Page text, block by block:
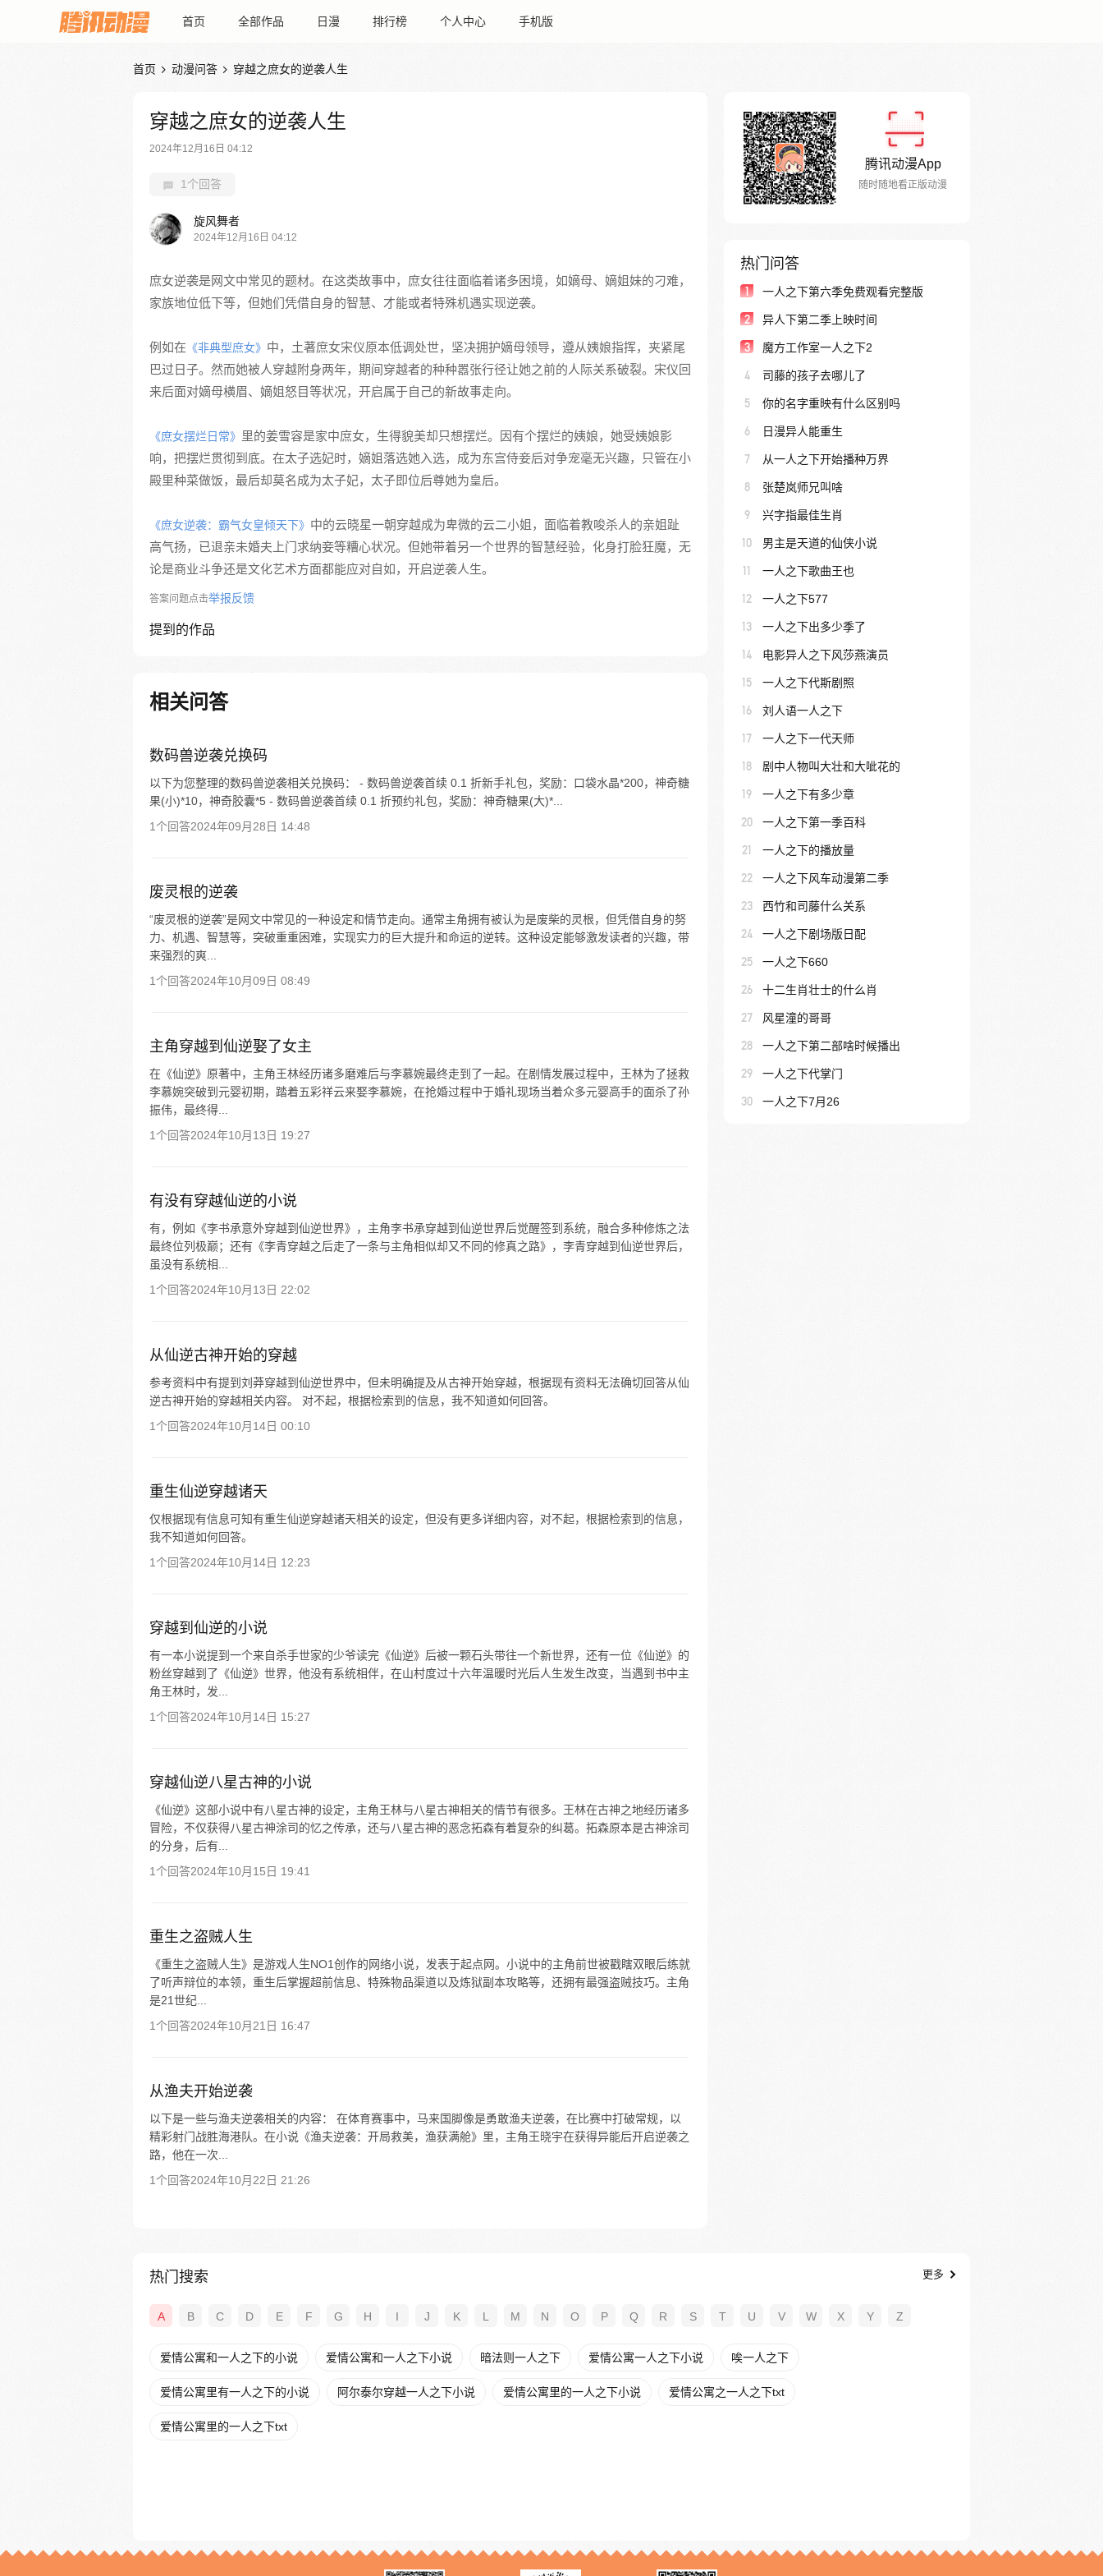
首页 全部作品 日漫 排行榜 个人中心 手机版
首页  动漫问答  穿越之庶女的逆袭人生
穿越之庶女的逆袭人生
2024年12月16日 04:12
1个回答
旋风舞者
2024年12月16日 04:12
庶女逆袭是网文中常见的题材。在这类故事中，庶女往往面临着诸多困境，如嫡母、嫡姐妹的刁难，
家族地位低下等，但她们凭借自身的智慧、才能或者特殊机遇实现逆袭。
例如在 《非典型庶女》 中，土著庶女宋仪原本低调处世，坚决拥护嫡母领导，遵从姨娘指挥，夹紧尾
巴过日子。然而她被人穿越附身两年，期间穿越者的种种嚣张行径让她之前的人际关系破裂。宋仪回
来后面对嫡母横眉、嫡姐怒目等状况，开启属于自己的新故事走向。
《庶女摆烂日常》 里的姜雪容是家中庶女，生得貌美却只想摆烂。因有个摆烂的姨娘，她受姨娘影
响，把摆烂贯彻到底。在太子选妃时，嫡姐落选她入选，成为东宫侍妾后对争宠毫无兴趣，只管在小
殿里种菜做饭，最后却莫名成为太子妃，太子即位后尊她为皇后。
《庶女逆袭：霸气女皇倾天下》 中的云晓星一朝穿越成为卑微的云二小姐，面临着教唆杀人的亲姐趾
高气扬，已退亲未婚夫上门求纳妾等糟心状况。但她带着另一个世界的智慧经验，化身打脸狂魔，无
论是商业斗争还是文化艺术方面都能应对自如，开启逆袭人生。
答案问题点击举报反馈
提到的作品
相关问答
数码兽逆袭兑换码
以下为您整理的数码兽逆袭相关兑换码： - 数码兽逆袭首续 0.1 折新手礼包，奖励：口袋水晶*200，神奇糖
果(小)*10，神奇胶囊*5 - 数码兽逆袭首续 0.1 折预约礼包，奖励：神奇糖果(大)*...
1个回答2024年09月28日 14:48
废灵根的逆袭
“废灵根的逆袭”是网文中常见的一种设定和情节走向。通常主角拥有被认为是废柴的灵根，但凭借自身的努
力、机遇、智慧等，突破重重困难，实现实力的巨大提升和命运的逆转。这种设定能够激发读者的兴趣，带
来强烈的爽...
1个回答2024年10月09日 08:49
主角穿越到仙逆娶了女主
在《仙逆》原著中，主角王林经历诸多磨难后与李慕婉最终走到了一起。在剧情发展过程中，王林为了拯救
李慕婉突破到元婴初期，踏着五彩祥云来娶李慕婉，在抢婚过程中于婚礼现场当着众多元婴高手的面杀了孙
振伟，最终得...
1个回答2024年10月13日 19:27
有没有穿越仙逆的小说
有，例如《李书承意外穿越到仙逆世界》，主角李书承穿越到仙逆世界后觉醒签到系统，融合多种修炼之法
最终位列极巅；还有《李青穿越之后走了一条与主角相似却又不同的修真之路》，李青穿越到仙逆世界后，
虽没有系统相...
1个回答2024年10月13日 22:02
从仙逆古神开始的穿越
参考资料中有提到刘莽穿越到仙逆世界中，但未明确提及从古神开始穿越，根据现有资料无法确切回答从仙
逆古神开始的穿越相关内容。 对不起，根据检索到的信息，我不知道如何回答。
1个回答2024年10月14日 00:10
重生仙逆穿越诸天
仅根据现有信息可知有重生仙逆穿越诸天相关的设定，但没有更多详细内容，对不起，根据检索到的信息，
我不知道如何回答。
1个回答2024年10月14日 12:23
穿越到仙逆的小说
有一本小说提到一个来自杀手世家的少爷读完《仙逆》后被一颗石头带往一个新世界，还有一位《仙逆》的
粉丝穿越到了《仙逆》世界，他没有系统相伴，在山村度过十六年温暖时光后人生发生改变，当遇到书中主
角王林时，发...
1个回答2024年10月14日 15:27
穿越仙逆八星古神的小说
《仙逆》这部小说中有八星古神的设定，主角王林与八星古神相关的情节有很多。王林在古神之地经历诸多
冒险，不仅获得八星古神涂司的忆之传承，还与八星古神的恶念拓森有着复杂的纠葛。拓森原本是古神涂司
的分身，后有...
1个回答2024年10月15日 19:41
重生之盗贼人生
《重生之盗贼人生》是游戏人生NO1创作的网络小说，发表于起点网。小说中的主角前世被戳瞎双眼后练就
了听声辩位的本领，重生后掌握超前信息、特殊物品渠道以及炼狱副本攻略等，还拥有最强盗贼技巧。主角
是21世纪...
1个回答2024年10月21日 16:47
从渔夫开始逆袭
以下是一些与渔夫逆袭相关的内容： 在体育赛事中，马来国脚像是勇敢渔夫逆袭，在比赛中打破常规，以
精彩射门战胜海港队。在小说《渔夫逆袭：开局救美，渔获满舱》里，主角王晓宇在获得异能后开启逆袭之
路，他在一次...
1个回答2024年10月22日 21:26
腾讯动漫App
随时随地看正版动漫
热门问答
1 一人之下第六季免费观看完整版
2 异人下第二季上映时间
3 魔方工作室一人之下2
4 司藤的孩子去哪儿了
5 你的名字重映有什么区别吗
6 日漫异人能重生
7 从一人之下开始播种万界
8 张楚岚师兄叫啥
9 兴字指最佳生肖
10 男主是天道的仙侠小说
11 一人之下歌曲王也
12 一人之下577
13 一人之下出多少季了
14 电影异人之下风莎燕演员
15 一人之下代斯剧照
16 刘人语一人之下
17 一人之下一代天师
18 剧中人物叫大壮和大呲花的
19 一人之下有多少章
20 一人之下第一季百科
21 一人之下的播放量
22 一人之下风车动漫第二季
23 西竹和司藤什么关系
24 一人之下剧场版日配
25 一人之下660
26 十二生肖壮士的什么肖
27 风星潼的哥哥
28 一人之下第二部啥时候播出
29 一人之下代掌门
30 一人之下7月26
热门搜索 更多
A B C D E F G H I J K L M N O P Q R S T U V W X Y Z
爱情公寓和一人之下的小说 爱情公寓和一人之下小说 暗法则一人之下 爱情公寓一人之下小说 唉一人之下
爱情公寓里有一人之下的小说 阿尔泰尔穿越一人之下小说 爱情公寓里的一人之下小说 爱情公寓之一人之下txt
爱情公寓里的一人之下txt